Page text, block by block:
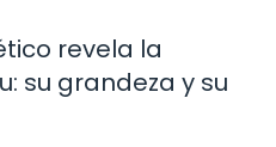
revela la
su grandeza y su